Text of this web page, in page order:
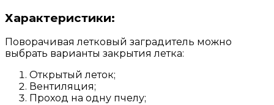
Характеристики:
Поворачивая летковый заградитель можно
выбрать варианты закрытия летка:
Открытый леток;
Вентиляция;
Проход на одну пчелу;